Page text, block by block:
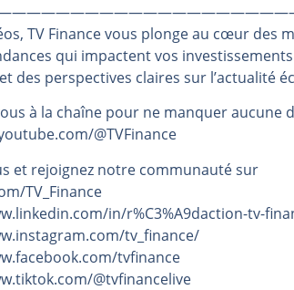
TV Finance vous plonge au cœur
qui impactent vos
des perspectives claires sur l’actualité
à la chaîne pour ne manquer aucune
@TVFinance
et rejoignez notre communauté sur
TV_Finance
in/r%C3%A9daction-tv-
tv_finance/
tvfinance
@tvfinancelive